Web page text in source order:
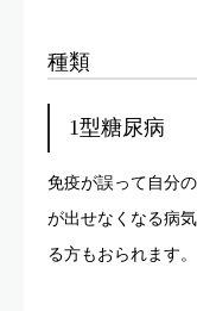
種類
1型糖尿病
免疫が誤って自分
が出せなくなる病
る方もおられます。